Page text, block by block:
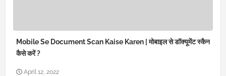
Mobile Se Document Scan Kaise Karen | मोबाइल से डॉक्यूमेंट स्कैन
कैसे करें ?
April 12, 2022